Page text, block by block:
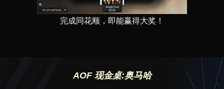
完成同花顺，即能赢得大奖！
AOF 现金桌:奥马哈